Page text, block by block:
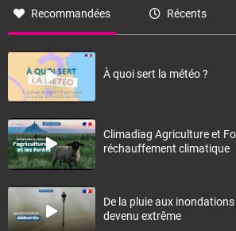
Recommandées Récents
À quoi sert la météo ?
Climadiag Agriculture et
réchauffement climatique
De la pluie aux
devenu extrême